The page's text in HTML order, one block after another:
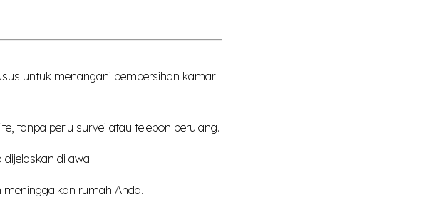
untuk menangani pembersihan kamar
tanpa perlu survei atau telepon berulang.
di awal.
rumah Anda.